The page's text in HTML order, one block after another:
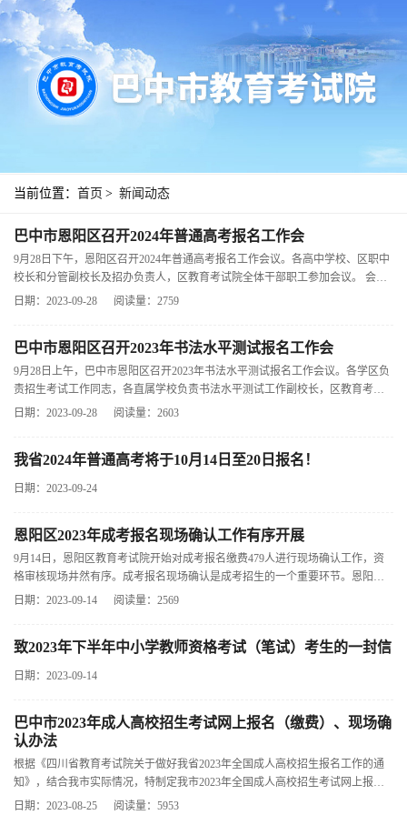
当前位置： 首页 > 新闻动态
巴中市恩阳区召开2024年普通高考报名工作会
9月28日下午，恩阳区召开2024年普通高考报名工作会议。各高中学校、区职中
校长和分管副校长及招办负责人，区教育考试院全体干部职工参加会议。 会议
收听收看了四川省2024年普通高校招
日期：2023-09-28 阅读量：2759
巴中市恩阳区召开2023年书法水平测试报名工作会
9月28日上午，巴中市恩阳区召开2023年书法水平测试报名工作会议。各学区负
责招生考试工作同志，各直属学校负责书法水平测试工作副校长，区教育考试
院全体干部职工参加会议。 会上通
日期：2023-09-28 阅读量：2603
我省2024年普通高考将于10月14日至20日报名！
日期：2023-09-24
恩阳区2023年成考报名现场确认工作有序开展
9月14日，恩阳区教育考试院开始对成考报名缴费479人进行现场确认工作，资
格审核现场井然有序。成考报名现场确认是成考招生的一个重要环节。恩阳区
教育考试院为提升服务质量，提前调
日期：2023-09-14 阅读量：2569
致2023年下半年中小学教师资格考试（笔试）考生的一封信
日期：2023-09-14
巴中市2023年成人高校招生考试网上报名（缴费）、现场确
认办法
根据《四川省教育考试院关于做好我省2023年全国成人高校招生报名工作的通
知》，结合我市实际情况，特制定我市2023年全国成人高校招生考试网上报名
（含网上缴费）、现场确认具体办法
日期：2023-08-25 阅读量：5953